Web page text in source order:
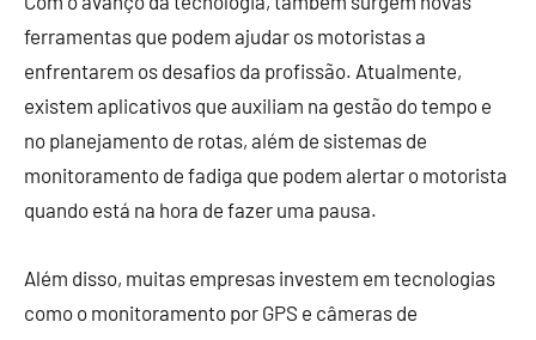
ferramentas que podem ajudar os motoristas a
enfrentarem os desafios da profissão. Atualmente,
existem aplicativos que auxiliam na gestão do tempo e
no planejamento de rotas, além de sistemas de
monitoramento de fadiga que podem alertar o motorista
quando está na hora de fazer uma pausa.
Além disso, muitas empresas investem em tecnologias
como o monitoramento por GPS e câmeras de